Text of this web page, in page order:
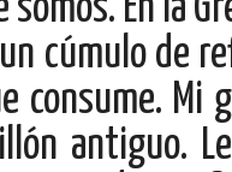
somos. En la
cúmulo de
consume.
antiguo.